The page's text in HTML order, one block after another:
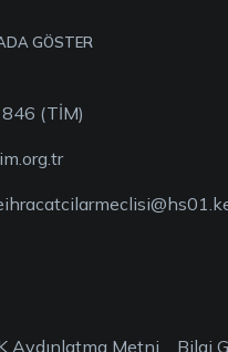
GÖSTER
(TİM)
Aydınlatma Metni Bilgi